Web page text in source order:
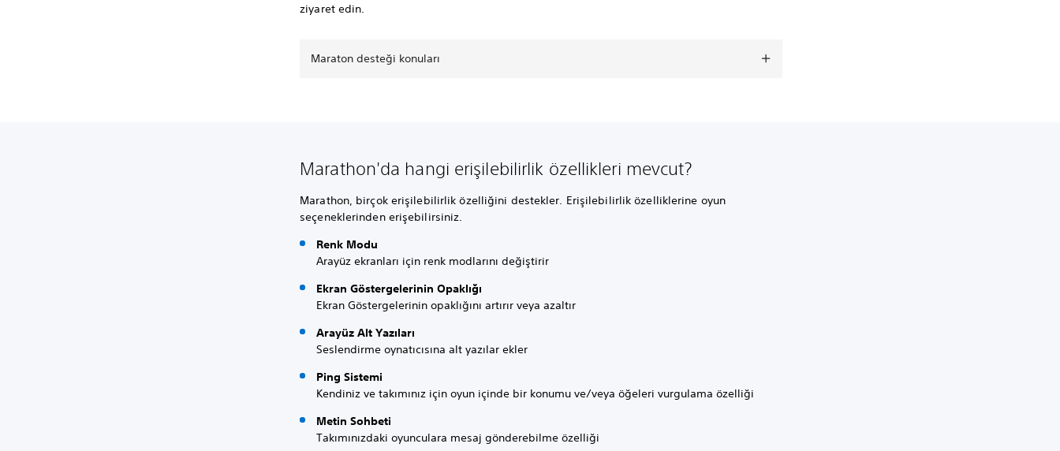
ziyaret edin.
Maraton desteği konuları
Marathon'da hangi erişilebilirlik özellikleri mevcut?
Marathon, birçok erişilebilirlik özelliğini destekler. Erişilebilirlik özelliklerine oyun
seçeneklerinden erişebilirsiniz.
Renk Modu
Arayüz ekranları için renk modlarını değiştirir
Ekran Göstergelerinin Opaklığı
Ekran Göstergelerinin opaklığını artırır veya azaltır
Arayüz Alt Yazıları
Seslendirme oynatıcısına alt yazılar ekler
Ping Sistemi
Kendiniz ve takımınız için oyun içinde bir konumu ve/veya öğeleri vurgulama özelliği
Metin Sohbeti
Takımınızdaki oyunculara mesaj gönderebilme özelliği